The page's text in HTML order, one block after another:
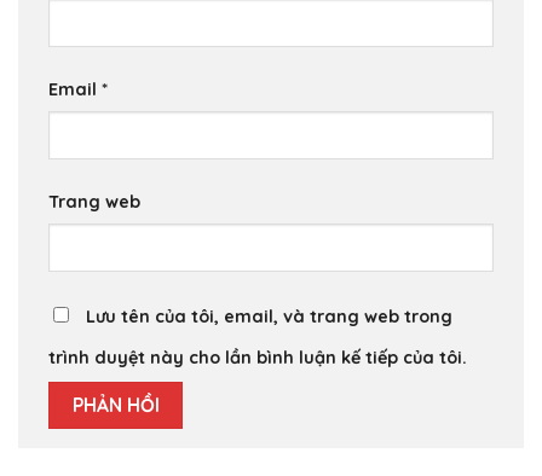
Email *
Trang web
Lưu tên của tôi, email, và trang web trong
trình duyệt này cho lần bình luận kế tiếp của tôi.